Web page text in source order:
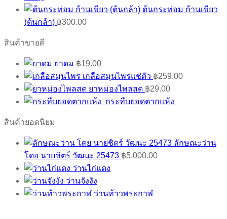
ต้นกระท่อม ก้านเขียว
(ต้นกล้า) ฿300.00
สินค้าขายดี
ยาดม ฿19.00
เกลือสมุนไพรแช่ตัว ฿259.00
ยาหม่องไพลสด ฿29.00
กระทืบยอดตากแห้ง
สินค้ายอดนิยม
ลักษณะว่าน
โดย นายชิตร์ วัฒนะ 25473 ฿5,000.00
ว่านไก่แดง
ว่านจังงัง
ว่านท้าวพระกาฬ